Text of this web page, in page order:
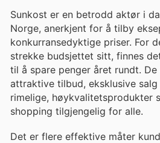
Sunkost er en betrodd aktør i
Norge, anerkjent for å tilby
konkurransedyktige priser. For
strekke budsjettet sitt, finnes
til å spare penger året rundt.
attraktive tilbud, eksklusive
rimelige, høykvalitetsprodukter
shopping tilgjengelig for alle.
Det er flere effektive måter